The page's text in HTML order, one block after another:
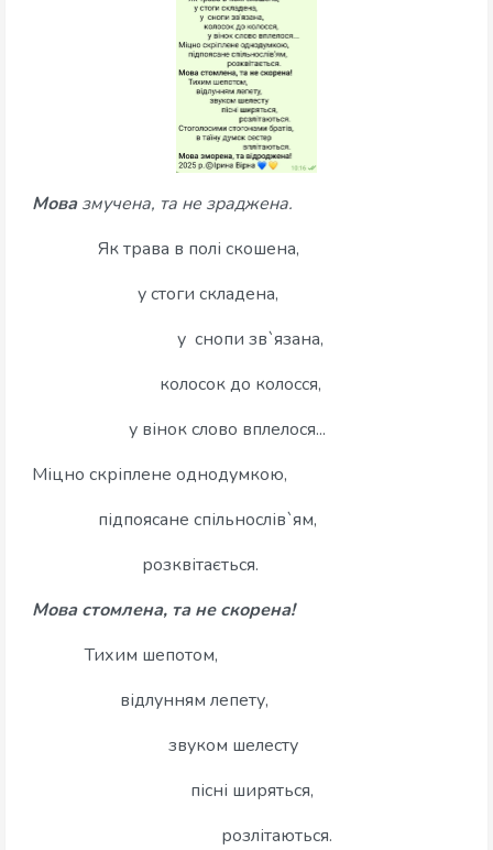
Мовазмучена, та не зраджена.
Як трава в полі скошена,
у стоги складена,
у снопи зв`язана,
колосок до колосся,
у вінок слово вплелося...
Міцно скріплене однодумкою,
підпоясане спільнослів`ям,
розквітається.
Мова стомлена, та не скорена!
Тихим шепотом,
відлунням лепету,
звуком шелесту
пісні ширяться,
розлітаються.